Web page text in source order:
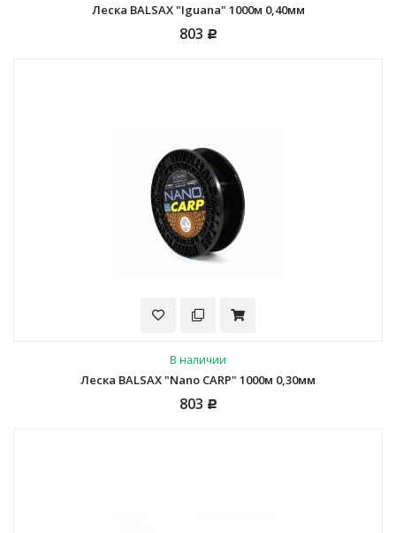
Леска BALSAX "Iguana" 1000м 0,40мм
803 Р
В наличии
Леска BALSAX "Nano CARP" 1000м 0,30мм
803 Р